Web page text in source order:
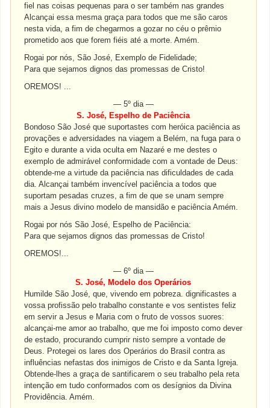
fiel nas coisas pequenas para o ser também nas grandes
Alcançai essa mesma graça para todos que me são caros
nesta vida, a fim de chegarmos a gozar no céu o prêmio
prometido aos que forem fiéis até a morte. Amém.
Rogai por nós, São José, Exemplo de Fidelidade;
Para que sejamos dignos das promessas de Cristo!
OREMOS! ...
— 5º dia —
S. José, Espelho de Paciência
Bondoso São José que suportastes com heróica paciência as
provações e adversidades na viagem a Belém, na fuga para o
Egito e durante a vida oculta em Nazaré e me destes o
exemplo de admirável conformidade com a vontade de Deus:
obtende-me a virtude da paciência nas dificuldades de cada
dia. Alcançai também invencível paciência a todos que
suportam pesadas cruzes, a fim de que se unam sempre
mais a Jesus divino modelo de mansidão e paciência Amém.
Rogai por nós São José, Espelho de Paciência:
Para que sejamos dignos das promessas de Cristo!
OREMOS!...
— 6º dia —
S. José, Modelo dos Operários
Humilde São José, que, vivendo em pobreza. dignificastes a
vossa profissão pelo trabalho constante e vos sentistes feliz
em servir a Jesus e Maria com o fruto de vossos suores:
alcançai-me amor ao trabalho, que me foi imposto como dever
de estado, procurando cumprir nisto sempre a vontade de
Deus. Protegei os lares dos Operários do Brasil contra as
influências nefastas dos inimigos de Cristo e da Santa Igreja.
Obtende-lhes a graça de santificarem o seu trabalho pela reta
intenção em tudo conformados com os desígnios da Divina
Providência. Amém.